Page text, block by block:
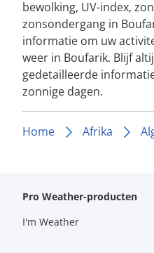
bewolking, UV-index,
zonsondergang in
informatie om uw
weer in Boufarik. Blijf
gedetailleerde
zonnige dagen.
Home Afrika
Pro Weather-producten
I'm Weather